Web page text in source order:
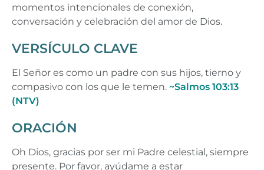
momentos intencionales de conexión,
conversación y celebración del amor de Dios.
VERSÍCULO CLAVE
El Señor es como un padre con sus hijos, tierno y
compasivo con los que le temen. ~Salmos 103:13
(NTV)
ORACIÓN
Oh Dios, gracias por ser mi Padre celestial, siempre
presente. Por favor, ayúdame a estar